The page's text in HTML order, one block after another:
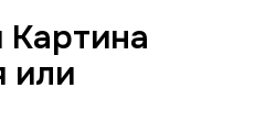
Картина
или